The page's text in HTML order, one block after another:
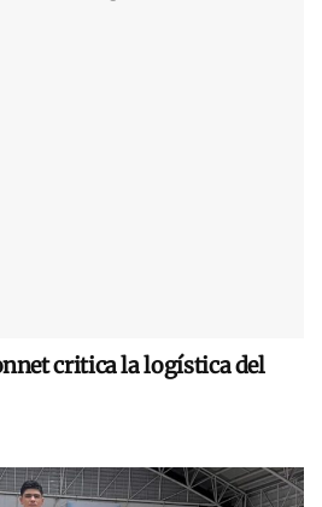
critica la logística del